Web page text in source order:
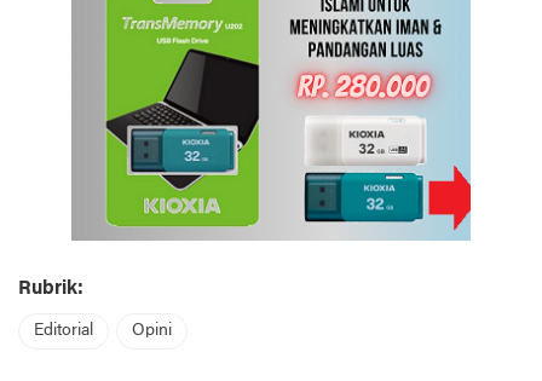
Rubrik:
Editorial Opini